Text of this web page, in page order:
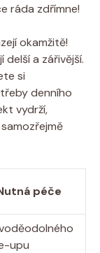
ráda zdřímne!
okamžitě!
delší a zářivější.
si
denního
vydrží,
péče
upu